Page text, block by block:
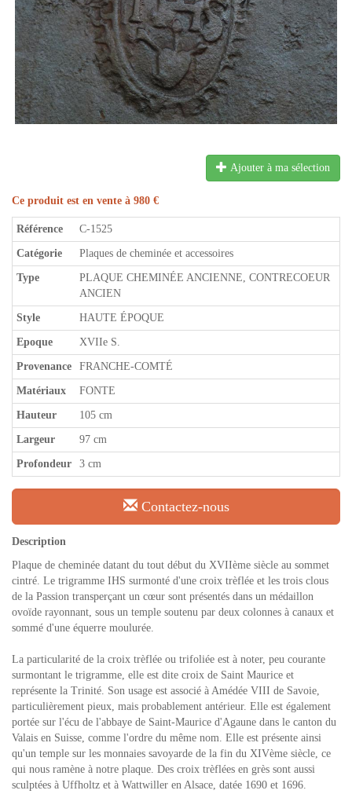
Ajouter à ma sélection
Ce produit est en vente à 980 €
Référence C-1525
Catégorie Plaques de cheminée et accessoires
Type
PLAQUE CHEMINÉE ANCIENNE, CONTRECOEUR
ANCIEN
Style HAUTE ÉPOQUE
Epoque XVIIe S.
Provenance FRANCHE-COMTÉ
Matériaux FONTE
Hauteur 105 cm
Largeur 97 cm
Profondeur 3 cm
Contactez-nous
Description
Plaque de cheminée datant du tout début du XVIIème siècle au sommet
cintré. Le trigramme IHS surmonté d'une croix trèflée et les trois clous
de la Passion transperçant un cœur sont présentés dans un médaillon
ovoïde rayonnant, sous un temple soutenu par deux colonnes à canaux et
sommé d'une équerre moulurée.
La particularité de la croix trèflée ou trifoliée est à noter, peu courante
surmontant le trigramme, elle est dite croix de Saint Maurice et
représente la Trinité. Son usage est associé à Amédée VIII de Savoie,
particulièrement pieux, mais probablement antérieur. Elle est également
portée sur l'écu de l'abbaye de Saint-Maurice d'Agaune dans le canton du
Valais en Suisse, comme l'ordre du même nom. Elle est présente ainsi
qu'un temple sur les monnaies savoyarde de la fin du XIVème siècle, ce
qui nous ramène à notre plaque. Des croix trèflées en grès sont aussi
sculptées à Uffholtz et à Wattwiller en Alsace, datée 1690 et 1696.